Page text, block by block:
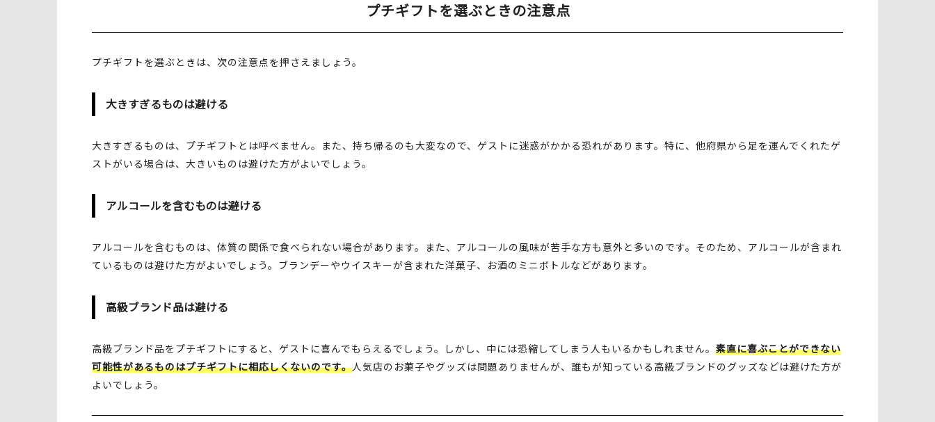
プチギフトを選ぶときの注意点
プチギフトを選ぶときは、次の注意点を押さえましょう。
大きすぎるものは避ける
大きすぎるものは、プチギフトとは呼べません。また、持ち帰るのも大変なので、ゲストに迷惑がかかる恐れがあります。特に、他府県から足を運んでくれたゲ
ストがいる場合は、大きいものは避けた方がよいでしょう。
アルコールを含むものは避ける
アルコールを含むものは、体質の関係で食べられない場合があります。また、アルコールの風味が苦手な方も意外と多いのです。そのため、アルコールが含まれ
ているものは避けた方がよいでしょう。ブランデーやウイスキーが含まれた洋菓子、お酒のミニボトルなどがあります。
高級ブランド品は避ける
高級ブランド品をプチギフトにすると、ゲストに喜んでもらえるでしょう。しかし、中には恐縮してしまう人もいるかもしれません。 素直に喜ぶことができない
可能性があるものはプチギフトに相応しくないのです。人気店のお菓子やグッズは問題ありませんが、誰もが知っている高級ブランドのグッズなどは避けた方が
よいでしょう。